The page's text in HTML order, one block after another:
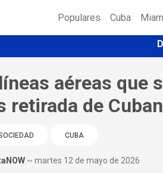
Populares Cuba
aéreas que
retirada de
CUBA
~ martes 12 de mayo de 2026